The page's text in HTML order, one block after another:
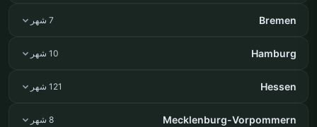
Bremen 7 شهر
Hamburg 10 شهر
Hessen 121 شهر
Mecklenburg-Vorpommern 8 شهر